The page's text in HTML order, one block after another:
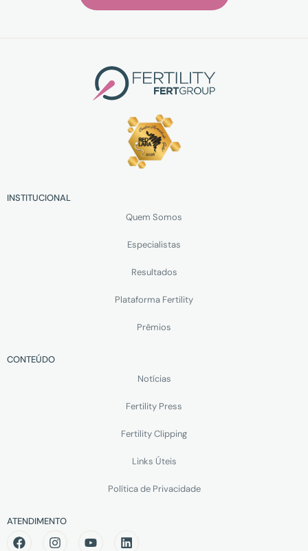
INSTITUCIONAL
Quem Somos
Especialistas
Resultados
Plataforma Fertility
Prêmios
CONTEÚDO
Notícias
Fertility Press
Fertility Clipping
Links Úteis
Política de Privacidade
ATENDIMENTO